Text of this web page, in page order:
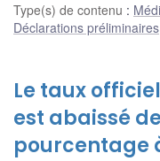
Type(s) de contenu :
Déclarations préliminaires
Le taux
est abaissé
pourcentage